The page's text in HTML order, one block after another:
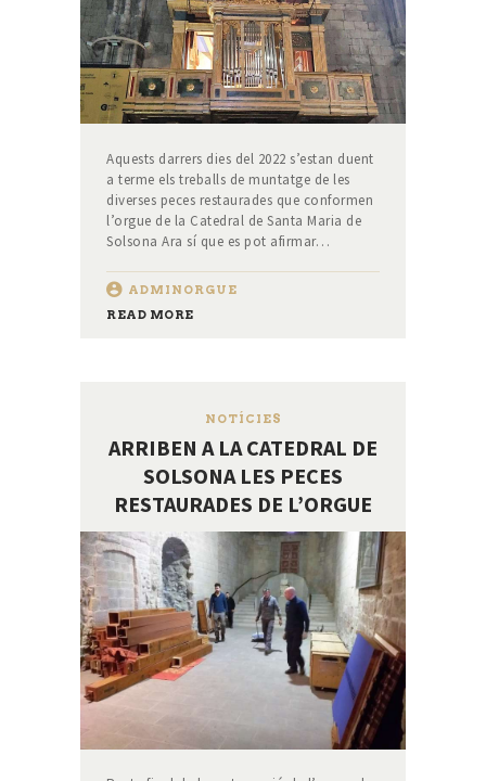
Aquests darrers dies del 2022 s’estan duent
a terme els treballs de muntatge de les
diverses peces restaurades que conformen
l’orgue de la Catedral de Santa Maria de
Solsona Ara sí que es pot afirmar…
ADMINORGUE
READ MORE
NOTÍCIES
ARRIBEN A LA CATEDRAL DE
SOLSONA LES PECES
RESTAURADES DE L’ORGUE